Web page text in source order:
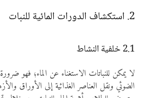
2. استكشاف الدورات المائية للنبات
2.1 خلفية النشاط
لا يمكن للنباتات الاستغناء عن الماء؛ فهو ضرورة
الضوئي ونقل العناصر الغذائية إلى الأوراق